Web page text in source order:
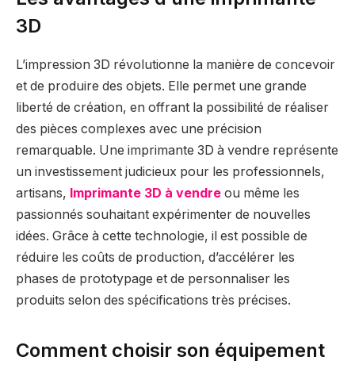
3D
L’impression 3D révolutionne la manière de concevoir
et de produire des objets. Elle permet une grande
liberté de création, en offrant la possibilité de réaliser
des pièces complexes avec une précision
remarquable. Une imprimante 3D à vendre représente
un investissement judicieux pour les professionnels,
artisans, Imprimante 3D à vendre ou même les
passionnés souhaitant expérimenter de nouvelles
idées. Grâce à cette technologie, il est possible de
réduire les coûts de production, d’accélérer les
phases de prototypage et de personnaliser les
produits selon des spécifications très précises.
Comment choisir son équipement